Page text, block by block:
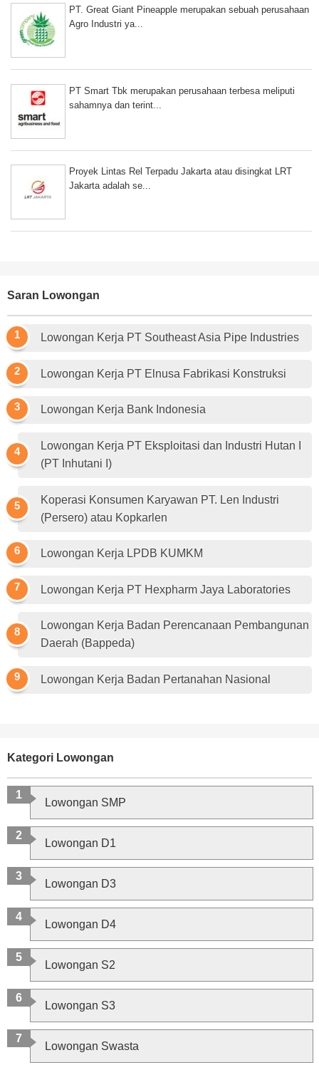
PT. Great Giant Pineapple merupakan sebuah perusahaan
Agro Industri ya...
PT Smart Tbk merupakan perusahaan terbesa meliputi
sahamnya dan terint...
Proyek Lintas Rel Terpadu Jakarta atau disingkat LRT
Jakarta adalah se...
Saran Lowongan
Lowongan Kerja PT Southeast Asia Pipe Industries
Lowongan Kerja PT Elnusa Fabrikasi Konstruksi
Lowongan Kerja Bank Indonesia
Lowongan Kerja PT Eksploitasi dan Industri Hutan I
(PT Inhutani I)
Koperasi Konsumen Karyawan PT. Len Industri
(Persero) atau Kopkarlen
Lowongan Kerja LPDB KUMKM
Lowongan Kerja PT Hexpharm Jaya Laboratories
Lowongan Kerja Badan Perencanaan Pembangunan
Daerah (Bappeda)
Lowongan Kerja Badan Pertanahan Nasional
Kategori Lowongan
Lowongan SMP
Lowongan D1
Lowongan D3
Lowongan D4
Lowongan S2
Lowongan S3
Lowongan Swasta